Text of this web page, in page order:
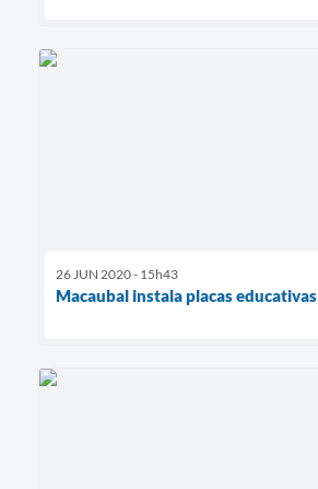
26 JUN 2020 - 15h43
Macaubal instala placas educativas